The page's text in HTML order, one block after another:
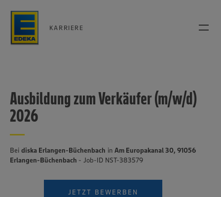
KARRIERE
Ausbildung zum Verkäufer (m/w/d)
2026
Bei diska Erlangen-Büchenbach in Am Europakanal 30, 91056
Erlangen-Büchenbach - Job-ID NST-383579
JETZT BEWERBEN